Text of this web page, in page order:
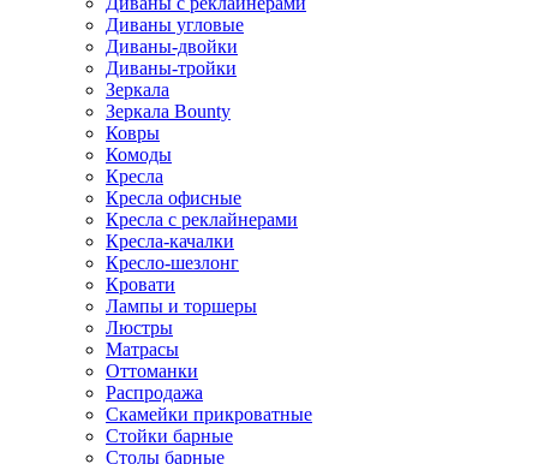
Диваны угловые
Диваны-двойки
Диваны-тройки
Зеркала
Зеркала Bounty
Ковры
Комоды
Кресла
Кресла офисные
Кресла с реклайнерами
Кресла-качалки
Кресло-шезлонг
Кровати
Лампы и торшеры
Люстры
Матрасы
Оттоманки
Распродажа
Скамейки прикроватные
Стойки барные
Столы барные